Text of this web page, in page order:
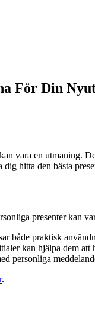
För Din
vara en utmaning.
hitta den bästa
presenter kan
både praktisk
kan hjälpa dem att
personliga
.